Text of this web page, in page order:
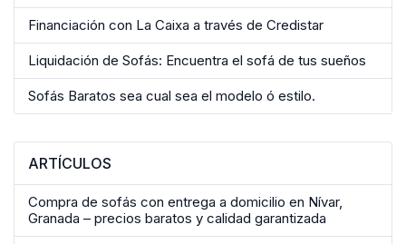
Financiación con La Caixa a través de Credistar
Liquidación de Sofás: Encuentra el sofá de tus sueños
Sofás Baratos sea cual sea el modelo ó estilo.
ARTÍCULOS
Compra de sofás con entrega a domicilio en Nívar,
Granada – precios baratos y calidad garantizada